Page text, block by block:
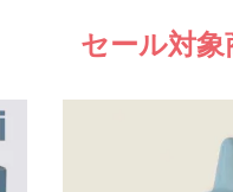
セール対